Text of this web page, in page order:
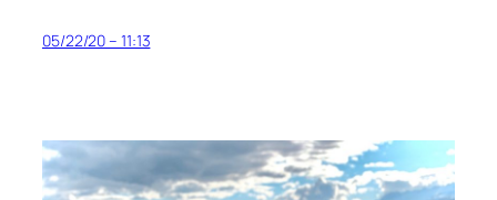
05/22/20 – 11:13